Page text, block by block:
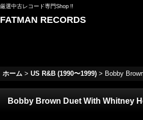
厳選中古レコード専門Shop !!
FATMAN RECORDS
ホーム > US R&B (1990〜1999) > Bobby
Bobby Brown Duet With Whitney